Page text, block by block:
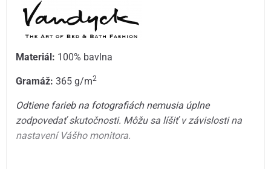
Materiál: 100% bavlna
Gramáž: 365 g/m2
Odtiene farieb na fotografiách nemusia úplne
zodpovedať skutočnosti. Môžu sa líšiť v závislosti na
nastavení Vášho monitora.